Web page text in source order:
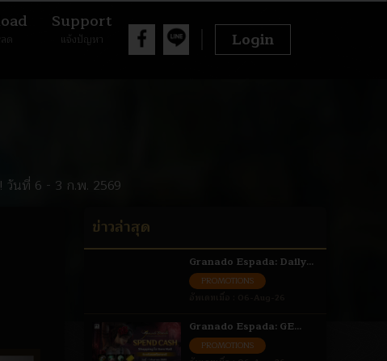
ด
Support
แจ้งปัญหา Login
วันที่ 6 - 3 ก.พ. 2569
ข่าวล่าสุด
Granado Espada: Daily
Login รับไอเทมฟรี 6 - 31
ส.ค. 69
PROMOTIONS
Granado Espada: GE
Spend Cash ใช้จ่ายแลกรับ
ไอเทม 6 ส.ค. - 1 ก.ย. 69
PROMOTIONS